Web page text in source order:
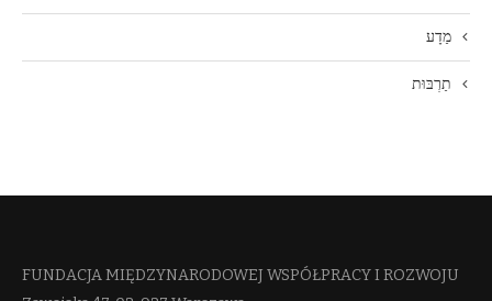
מַדָע
תַרְבּוּת
FUNDACJA MIĘDZYNARODOWEJ WSPÓŁPRACY I ROZWOJU​